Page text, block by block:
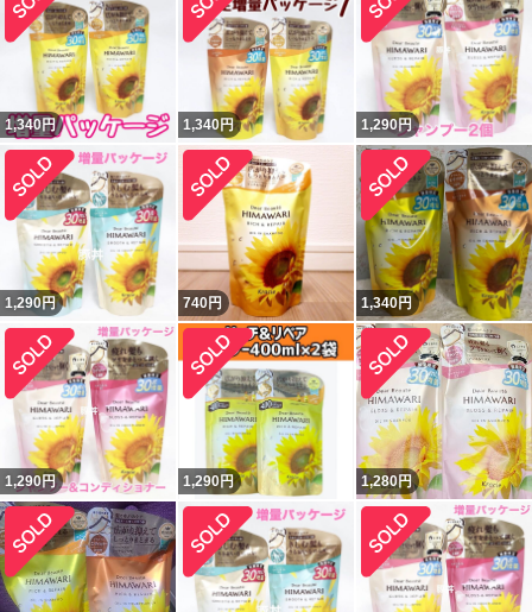
1,340円 1,340円 1,290円
1,290円 740円 1,340円
1,290円 1,290円 1,280円